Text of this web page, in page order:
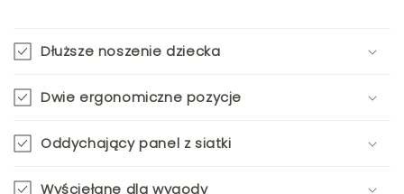
Dłuższe noszenie dziecka
Dwie ergonomiczne pozycje
Oddychający panel z siatki
Wyściełane dla wygody